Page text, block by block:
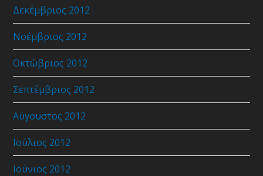
Δεκέμβριος 2012
Νοέμβριος 2012
Οκτώβριος 2012
Σεπτέμβριος 2012
Αύγουστος 2012
Ιούλιος 2012
Ιούνιος 2012